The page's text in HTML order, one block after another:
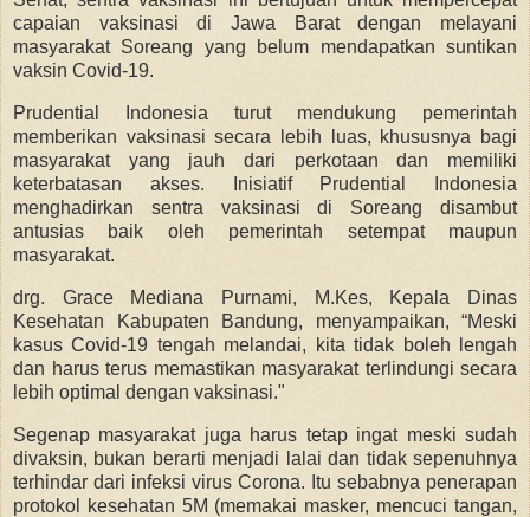
capaian vaksinasi di Jawa Barat dengan melayani
masyarakat Soreang yang belum mendapatkan suntikan
vaksin Covid-19.
Prudential Indonesia turut mendukung pemerintah
memberikan vaksinasi secara lebih luas, khususnya bagi
masyarakat yang jauh dari perkotaan dan memiliki
keterbatasan akses. Inisiatif Prudential Indonesia
menghadirkan sentra vaksinasi di Soreang disambut
antusias baik oleh pemerintah setempat maupun
masyarakat.
drg. Grace Mediana Purnami, M.Kes, Kepala Dinas
Kesehatan Kabupaten Bandung, menyampaikan, “Meski
kasus Covid-19 tengah melandai, kita tidak boleh lengah
dan harus terus memastikan masyarakat terlindungi secara
lebih optimal dengan vaksinasi."
Segenap masyarakat juga harus tetap ingat meski sudah
divaksin, bukan berarti menjadi lalai dan tidak sepenuhnya
terhindar dari infeksi virus Corona. Itu sebabnya penerapan
protokol kesehatan 5M (memakai masker, mencuci tangan,